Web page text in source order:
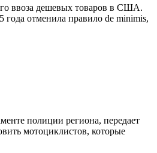
ввоза дешевых товаров в США.
отменила правило de minimis,
полиции региона, передает
мотоциклистов, которые